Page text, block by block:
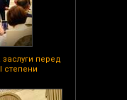
перед
степени